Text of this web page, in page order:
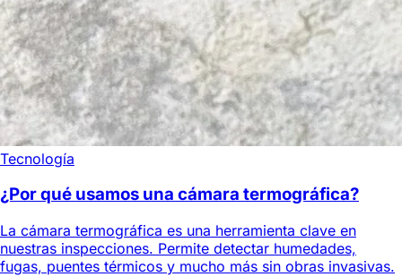
Tecnología
¿Por qué usamos una cámara termográfica?
La cámara termográfica es una herramienta clave en
nuestras inspecciones. Permite detectar humedades,
fugas, puentes térmicos y mucho más sin obras invasivas.